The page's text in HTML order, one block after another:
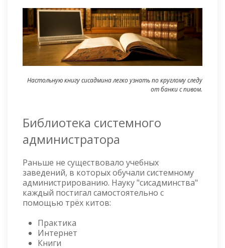
Настольную книгу сисадмина легко узнать по круглому следу
от банки с пивом.
Библиотека системного
администратора
Раньше не существовало учебных
заведений, в которых обучали системному
администрированию. Науку "сисадминства"
каждый постигал самостоятельно с
помощью трёх китов:
Практика
Интернет
Книги